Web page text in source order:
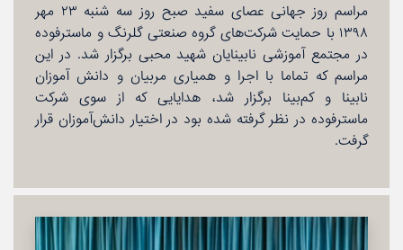
مراسم روز جهانی عصای سفید صبح روز سه شنبه ۲۳ مهر
۱۳۹۸ با حمایت شركت‌های گروه صنعتی گلرنگ و ماسترفوده
در مجتمع آموزشی نابینایان شهید محبی برگزار شد. در این
مراسم كه تماما با اجرا و همیاری مربیان و دانش آموزان
نابینا و كم‌بینا برگزار شد، هدایایی كه از سوی شركت
ماسترفوده در نظر گرفته شده بود در اختیار دانش‌آموزان قرار
گرفت.